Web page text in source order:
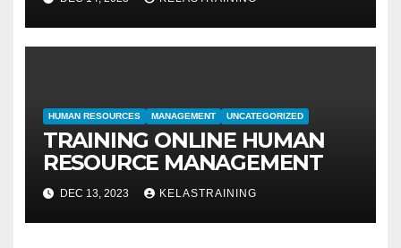
EVALUASI
HUMAN RESOURCES MANAGEMENT UNCATEGORIZED
TRAINING ONLINE HUMAN
RESOURCE MANAGEMENT
DEC 13, 2023 KELASTRAINING